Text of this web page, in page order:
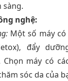
sàng.
nghệ:
Một số máy
đẩy
máy có
sóc da của